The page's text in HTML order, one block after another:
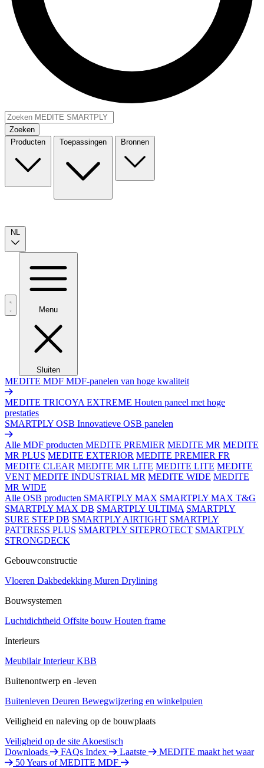
Zoeken
Producten
Toepassingen Bronnen
NL
Menu
Sluiten
MEDITE MDF MDF-panelen van hoge kwaliteit
MEDITE TRICOYA EXTREME Houten paneel met hoge
prestaties
SMARTPLY OSB Innovatieve OSB panelen
Alle MDF producten MEDITE PREMIER MEDITE MR MEDITE
MR PLUS MEDITE EXTERIOR MEDITE PREMIER FR
MEDITE CLEAR MEDITE MR LITE MEDITE LITE MEDITE
VENT MEDITE INDUSTRIAL MR MEDITE WIDE MEDITE
MR WIDE
Alle OSB producten SMARTPLY MAX SMARTPLY MAX T&G
SMARTPLY MAX DB SMARTPLY ULTIMA SMARTPLY
SURE STEP DB SMARTPLY AIRTIGHT SMARTPLY
PATTRESS PLUS SMARTPLY SITEPROTECT SMARTPLY
STRONGDECK
Gebouwconstructie
Vloeren Dakbedekking Muren Drylining
Bouwsystemen
Luchtdichtheid Offsite bouw Houten frame
Interieurs
MeubilairInterieurKBB
Buitenontwerp en -leven
Buitenleven Deuren Bewegwijzering en winkelpuien
Veiligheid en naleving op de bouwplaats
Veiligheid op de site Akoestisch
Downloads
FAQs Index Laatste
MEDITE maakt het waar
50 Years of MEDITE MDF